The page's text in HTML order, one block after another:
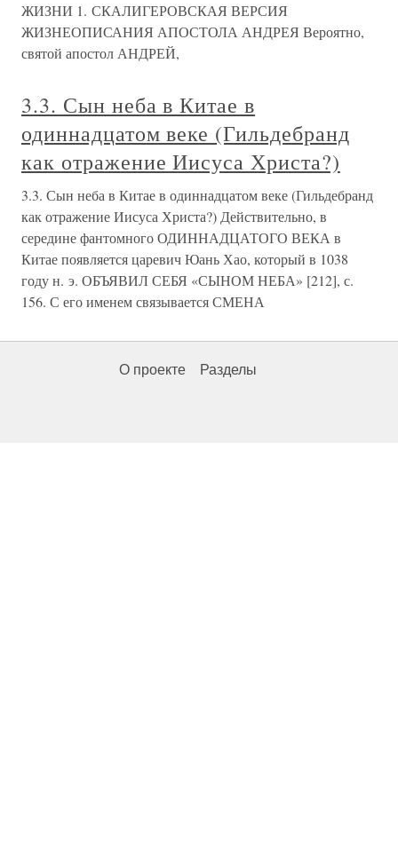
ЖИЗНИ 1. СКАЛИГЕРОВСКАЯ ВЕРСИЯ
ЖИЗНЕОПИСАНИЯ АПОСТОЛА АНДРЕЯ Вероятно,
святой апостол АНДРЕЙ,
3.3. Сын неба в Китае в
одиннадцатом веке (Гильдебранд
как отражение Иисуса Христа?)
3.3. Сын неба в Китае в одиннадцатом веке (Гильдебранд
как отражение Иисуса Христа?) Действительно, в
середине фантомного ОДИННАДЦАТОГО ВЕКА в
Китае появляется царевич Юань Хао, который в 1038
году н. э. ОБЪЯВИЛ СЕБЯ «СЫНОМ НЕБА» [212], с.
156. С его именем связывается СМЕНА
О проекте Разделы